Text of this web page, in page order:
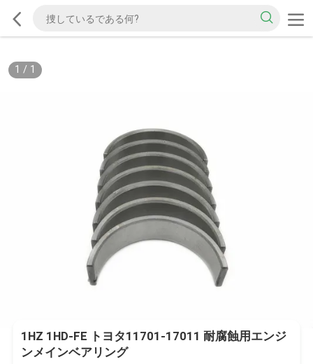
1 / 1
1HZ 1HD-FE トヨタ11701-17011 耐腐蝕用エンジ
ンメインベアリング